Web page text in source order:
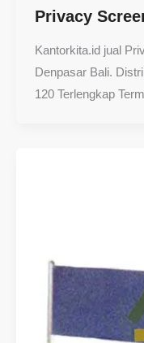
Privacy
Kantorkita.id jual
Denpasar Bali.
120 Terlengkap